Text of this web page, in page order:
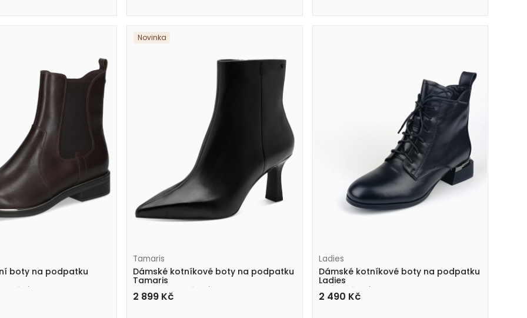
boty na podpatku
hnědé
Novinka
Tamaris
Dámské kotníkové boty na podpatku
Tamaris
1-25358-45 003 černé
2 899 Kč
Ladies
Dámské kotníkové boty na podpatku
Ladies
AZL2407 černé
2 490 Kč